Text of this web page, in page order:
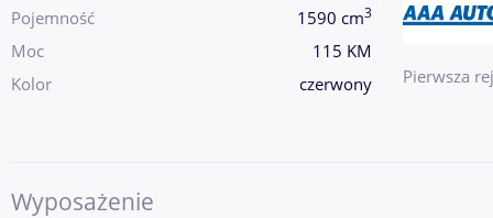
Pojemność
1590 cm3
Moc
115 KM
Kolor
czerwony Pierwsza
Wyposażenie